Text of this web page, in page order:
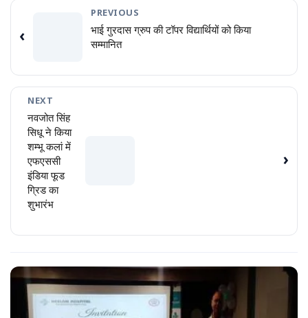
‹
PREVIOUS
भाई गुरदास ग्रुप की टॉपर विद्यार्थियों को किया
सम्मानित
NEXT
नवजोत सिंह
सिधू ने किया
शम्भू कलां में
एफएससी
इंडिया फूड
ग्रिड का
शुभारंभ
›